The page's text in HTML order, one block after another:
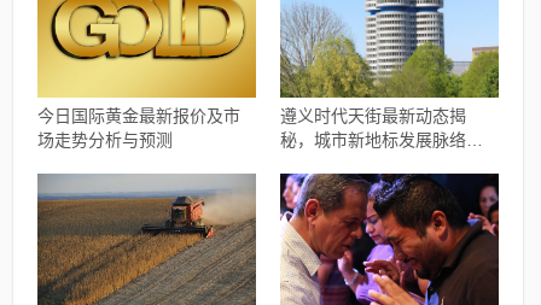
今日国际黄金最新报价及市
场走势分析与预测
遵义时代天街最新动态揭
秘，城市新地标发展脉络与